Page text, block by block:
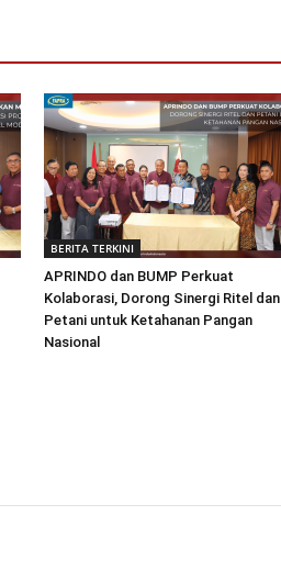
BERITA TERKINI
APRINDO dan BUMP Perkuat
Kolaborasi, Dorong Sinergi Ritel dan
Petani untuk Ketahanan Pangan
Nasional